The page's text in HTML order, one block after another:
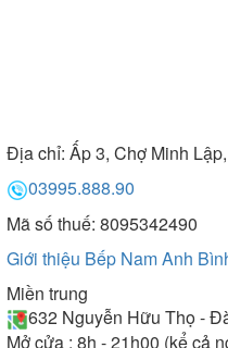
Địa chỉ: Ấp 3, Chợ Minh
03995.888.90
Mã số thuế: 8095342490
Giới thiệu Bếp Nam Anh
Miền trung
632 Nguyễn Hữu Thọ -
Mở cửa : 8h - 21h00 (kể cả